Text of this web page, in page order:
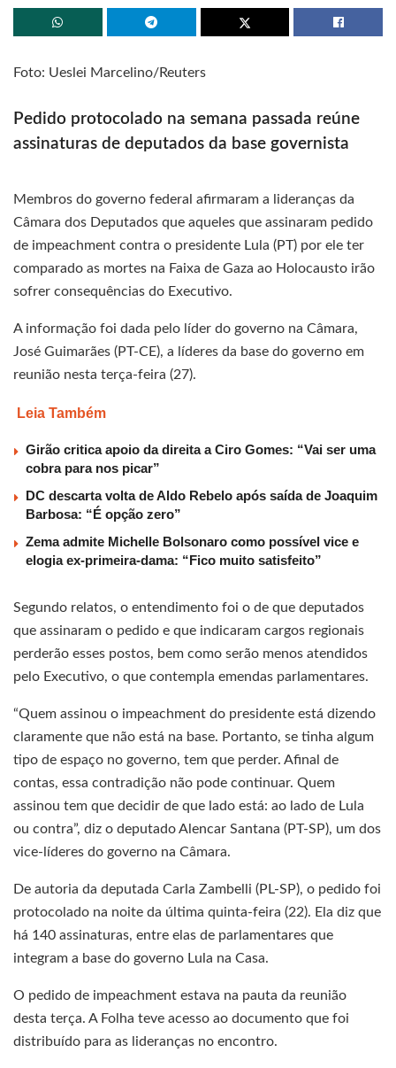
Foto: Ueslei Marcelino/Reuters
Pedido protocolado na semana passada reúne
assinaturas de deputados da base governista
Membros do governo federal afirmaram a lideranças da
Câmara dos Deputados que aqueles que assinaram pedido
de impeachment contra o presidente Lula (PT) por ele ter
comparado as mortes na Faixa de Gaza ao Holocausto irão
sofrer consequências do Executivo.
A informação foi dada pelo líder do governo na Câmara,
José Guimarães (PT-CE), a líderes da base do governo em
reunião nesta terça-feira (27).
Leia Também
Girão critica apoio da direita a Ciro Gomes: “Vai ser uma
cobra para nos picar”
DC descarta volta de Aldo Rebelo após saída de Joaquim
Barbosa: “É opção zero”
Zema admite Michelle Bolsonaro como possível vice e
elogia ex-primeira-dama: “Fico muito satisfeito”
Segundo relatos, o entendimento foi o de que deputados
que assinaram o pedido e que indicaram cargos regionais
perderão esses postos, bem como serão menos atendidos
pelo Executivo, o que contempla emendas parlamentares.
“Quem assinou o impeachment do presidente está dizendo
claramente que não está na base. Portanto, se tinha algum
tipo de espaço no governo, tem que perder. Afinal de
contas, essa contradição não pode continuar. Quem
assinou tem que decidir de que lado está: ao lado de Lula
ou contra”, diz o deputado Alencar Santana (PT-SP), um dos
vice-líderes do governo na Câmara.
De autoria da deputada Carla Zambelli (PL-SP), o pedido foi
protocolado na noite da última quinta-feira (22). Ela diz que
há 140 assinaturas, entre elas de parlamentares que
integram a base do governo Lula na Casa.
O pedido de impeachment estava na pauta da reunião
desta terça. A Folha teve acesso ao documento que foi
distribuído para as lideranças no encontro.